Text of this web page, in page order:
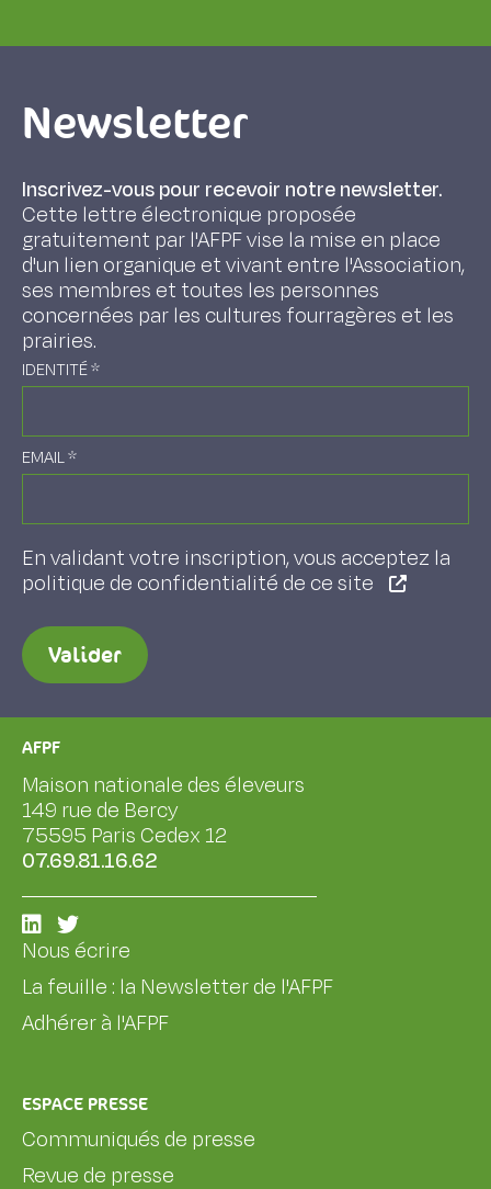
Newsletter
Inscrivez-vous pour recevoir notre newsletter.
Cette lettre électronique proposée
gratuitement par l'AFPF vise la mise en place
d'un lien organique et vivant entre l'Association,
ses membres et toutes les personnes
concernées par les cultures fourragères et les
prairies.
IDENTITÉ*
EMAIL*
En validant votre inscription, vous acceptez la
politique de confidentialité de ce site
Valider
AFPF
Maison nationale des éleveurs
149 rue de Bercy
75595 Paris Cedex 12
07.69.81.16.62
Nous écrire
La feuille : la Newsletter de l'AFPF
Adhérer à l'AFPF
ESPACE PRESSE
Communiqués de presse
Revue de presse